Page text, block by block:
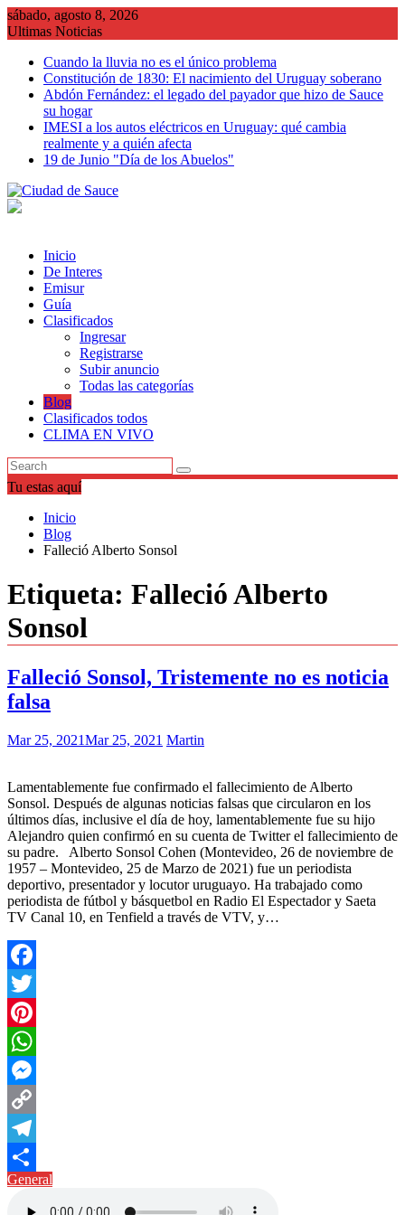
Saltar
al
sábado, agosto 8, 2026
Ultimas Noticias
Cuando la lluvia no es el único problema
Constitución de 1830: El nacimiento del Uruguay soberano
Abdón Fernández: el legado del payador que hizo de Sauce
su hogar
IMESI a los autos eléctricos en Uruguay: qué cambia
realmente y a quién afecta
19 de Junio "Día de los Abuelos"
Inicio
De Interes
Emisur
Guía
Clasificados
Ingresar
Registrarse
Subir anuncio
Todas las categorías
Blog
Clasificados todos
CLIMA EN VIVO
Tu estas aquí
Inicio
Blog
Falleció Alberto Sonsol
Etiqueta: Falleció Alberto
Sonsol
Falleció Sonsol, Tristemente no es noticia
falsa
Mar 25, 2021Mar 25, 2021 Martin
Lamentablemente fue confirmado el fallecimiento de Alberto
Sonsol. Después de algunas noticias falsas que circularon en los
últimos días, inclusive el día de hoy, lamentablemente fue su hijo
Alejandro quien confirmó en su cuenta de Twitter el fallecimiento de
su padre. Alberto Sonsol Cohen (Montevideo, 26 de noviembre de
1957 – Montevideo, 25 de Marzo de 2021) fue un periodista
deportivo, presentador y locutor uruguayo. Ha trabajado como
periodista de fútbol y básquetbol en Radio El Espectador y Saeta
TV Canal 10, en Tenfield a través de VTV, y…
Facebook
Twitter
Pinterest
WhatsApp
Messenger
Copy
Link
Telegram
Compartir
General